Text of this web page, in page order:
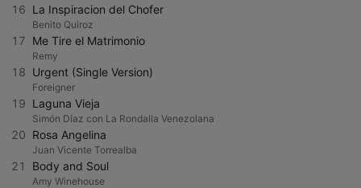
16 La Inspiracion del Chofer
Benito Quiroz
17 Me Tire el Matrimonio
Remy
18 Urgent (Single Version)
Foreigner
19 Laguna Vieja
Simón Díaz con La Rondalla Venezolana
20 Rosa Angelina
Juan Vicente Torrealba
21 Body and Soul
Amy Winehouse